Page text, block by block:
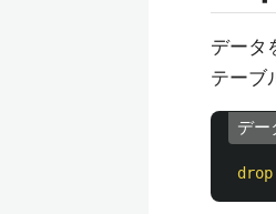
データ
テーブ
デー
drop